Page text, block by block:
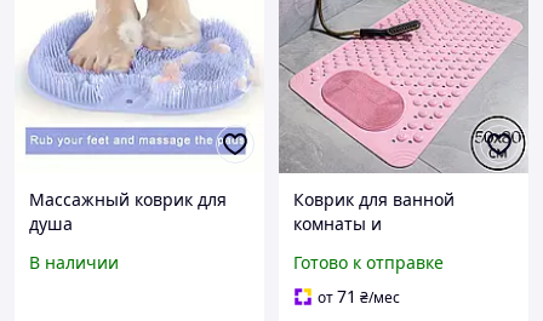
Массажный коврик для
душа
В наличии
Коврик для ванной
комнаты и
силиконовый
антискользящий с
Готово к отправке
от71 ₴/мес